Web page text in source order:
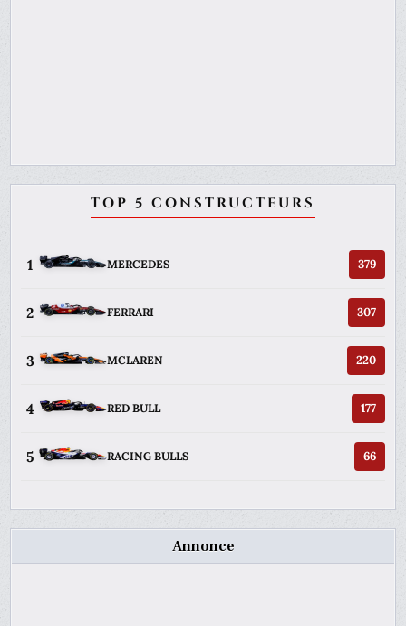
TOP 5 CONSTRUCTEURS
1 MERCEDES 379
2 FERRARI 307
3 MCLAREN 220
4 RED BULL 177
5 RACING BULLS 66
Annonce